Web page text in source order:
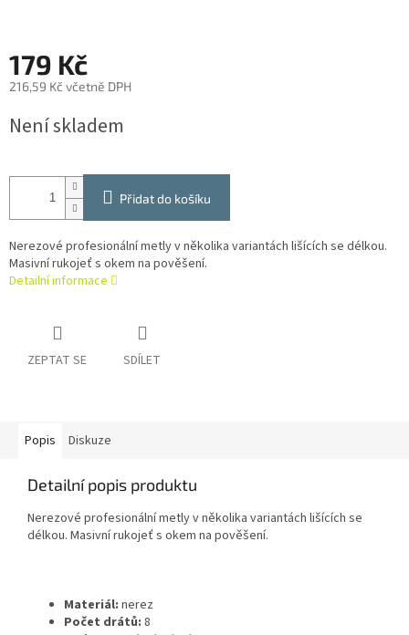
179 Kč
216,59 Kč včetně DPH
cena:
Není skladem
Přidat do košíku
Nerezové profesionální metly v několika variantách lišících se délkou.
Masivní rukojeť s okem na pověšení.
Detailní informace
ZEPTAT SE SDÍLET
Popis Diskuze
Detailní popis produktu
Nerezové profesionální metly v několika variantách lišících se
délkou. Masivní rukojeť s okem na pověšení.
Materiál: nerez
Počet drátů: 8